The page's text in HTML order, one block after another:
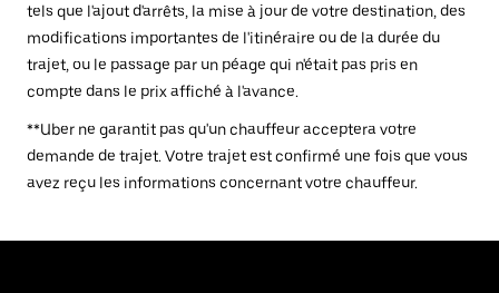
tels que l'ajout d'arrêts, la mise à jour de votre destination, des
modifications importantes de l'itinéraire ou de la durée du
trajet, ou le passage par un péage qui n'était pas pris en
compte dans le prix affiché à l'avance.
**Uber ne garantit pas qu'un chauffeur acceptera votre
demande de trajet. Votre trajet est confirmé une fois que vous
avez reçu les informations concernant votre chauffeur.